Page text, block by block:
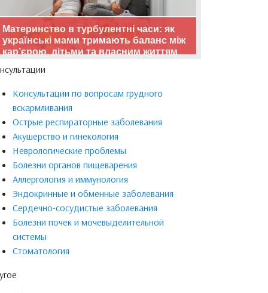
Материнство в турбулентні часи: як
українські мами тримають баланс між
кар’єрою, дітьми та власним життям
Консультации по вопросам грудного
вскармливания
Острые респираторные заболевания
Акушерство и гинекология
Неврологические проблемы
Болезни органов пищеварения
Аллергология и иммунология
Эндокринные и обменные заболевания
Сердечно-сосудистые заболевания
Болезни почек и мочевыделительной
системы
Стоматология